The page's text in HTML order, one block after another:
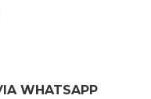
WHATSAPP